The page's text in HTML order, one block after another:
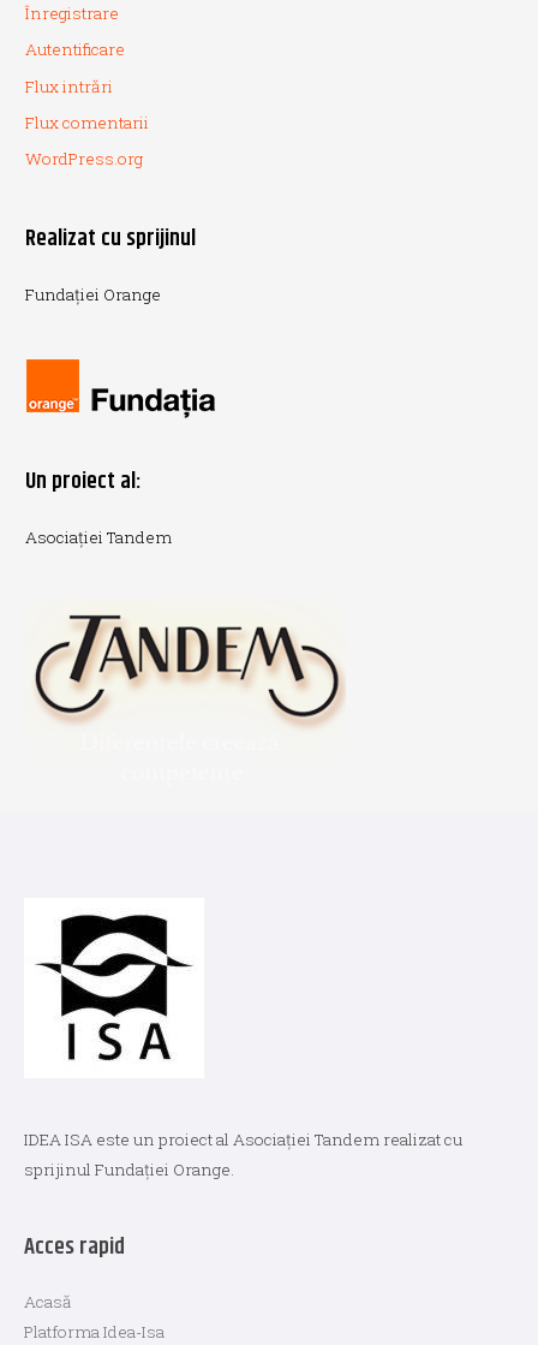
Înregistrare
Autentificare
Flux intrări
Flux comentarii
WordPress.org
Realizat cu sprijinul
Fundației Orange
Un proiect al:
Asociației Tandem
IDEA ISA este un proiect al Asociației Tandem realizat cu
sprijinul Fundației Orange.
Acces rapid
Acasă
Platforma Idea-Isa